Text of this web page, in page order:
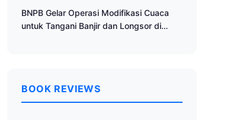
BNPB Gelar Operasi Modifikasi Cuaca
untuk Tangani Banjir dan Longsor di
BOOK REVIEWS